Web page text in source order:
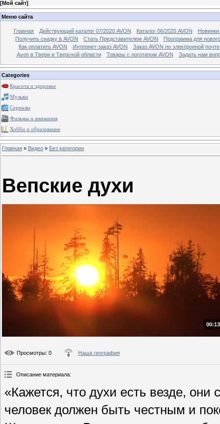
[Мой сайт]
Меню сайта
Главная Действующий каталог 07/2020 AVON Каталог 06/2020 AVON
Новинки
Получить скидку в AVON
Стать Представителем AVON
Программа для
Как оплатить AVON
Интернет-заказ AVON
Заказ AVON по электронной почте
Avon в Твери и Тверской области
Товары с логотипом AVON Задать нам
Categories
Красота и здоровье
Музыка
Сериалы
Фильмы и анимация
Хобби и образование
Главная » Видео » Без категории
Вепские духи
Просмотры: 0 Наша география
Описание материала:
«Кажется, что духи есть везде,
человек должен быть честным и